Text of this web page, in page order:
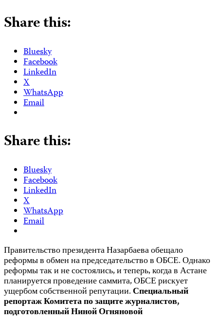
Share this:
Bluesky
Facebook
LinkedIn
X
WhatsApp
Email
Share this:
Bluesky
Facebook
LinkedIn
X
WhatsApp
Email
Правительство президента Назарбаева обещало
реформы в обмен на председательство в ОБСЕ. Однако
реформы так и не состоялись, и теперь, когда в Астане
планируется проведение саммита, ОБСЕ рискует
ущербом собственной репутации.Специальный
репортаж Комитета по защите журналистов,
подготовленный Ниной Огняновой